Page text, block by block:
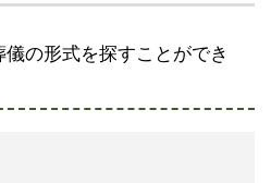
の形式を探すことができ